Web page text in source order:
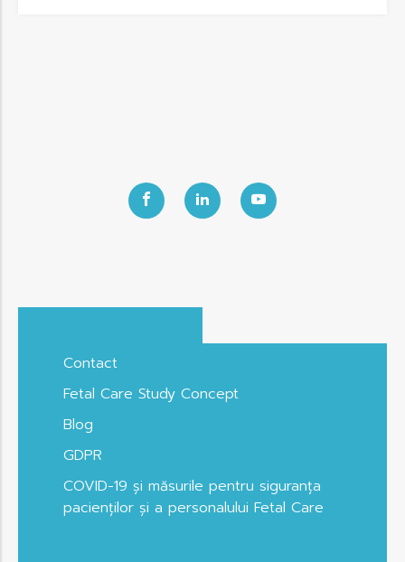
Contact
Fetal Care Study Concept
Blog
GDPR
COVID-19 și măsurile pentru siguranța
pacienților și a personalului Fetal Care